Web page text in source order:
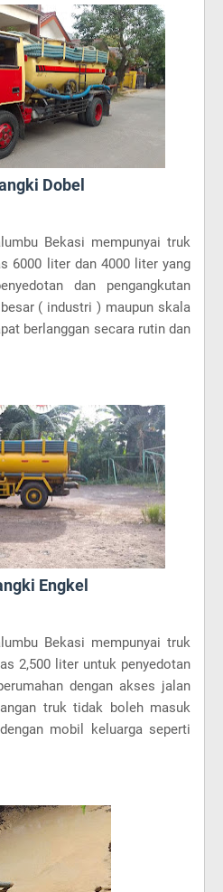
Dobel
Bekasi mempunyai truk
6000 liter dan 4000 liter yang
dan pengangkutan
( industri ) maupun skala
berlanggan secara rutin dan
Engkel
Bekasi mempunyai truk
2,500 liter untuk penyedotan
dengan akses jalan
truk tidak boleh masuk
mobil keluarga seperti